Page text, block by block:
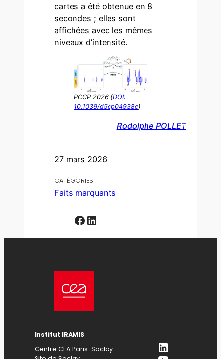
27 mars 2026
CATÉGORIES
Faits marquants
Facebook LinkedIn
cartes a été obtenue en 8
secondes ; elles sont
affichées avec les mêmes
niveaux d’intensité.
PCCP 2026 (DOI:
10.1039/d5cp04938e)
Rodolphe POLLET
Institut IRAMIS
Centre CEA Paris-Saclay
LinkedIn